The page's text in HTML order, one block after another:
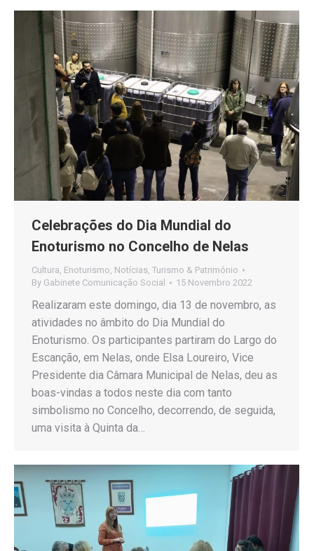
Celebrações do Dia Mundial do
Enoturismo no Concelho de Nelas
Cultura, Enoturismo, Notícias, Turismo & Património
By Gabinete Comunicação Social 15 Novembro 2022
Realizaram este domingo, dia 13 de novembro, as
atividades no âmbito do Dia Mundial do
Enoturismo. Os participantes partiram do Largo do
Escanção, em Nelas, onde Elsa Loureiro, Vice
Presidente dia Câmara Municipal de Nelas, deu as
boas-vindas a todos neste dia com tanto
simbolismo no Concelho, decorrendo, de seguida,
uma visita à Quinta da…